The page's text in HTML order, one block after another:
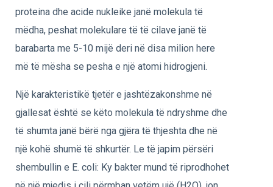
proteina dhe acide nukleike janë molekula të
mëdha, peshat molekulare të të cilave janë të
barabarta me 5-10 mijë deri në disa milion here
më të mësha se pesha e një atomi hidrogjeni.
Një karakteristikë tjetër e jashtëzakonshme në
gjallesat është se këto molekula të ndryshme dhe
të shumta janë bërë nga gjëra të thjeshta dhe në
një kohë shumë të shkurtër. Le të japim përsëri
shembullin e E. coli: Ky bakter mund të riprodhohet